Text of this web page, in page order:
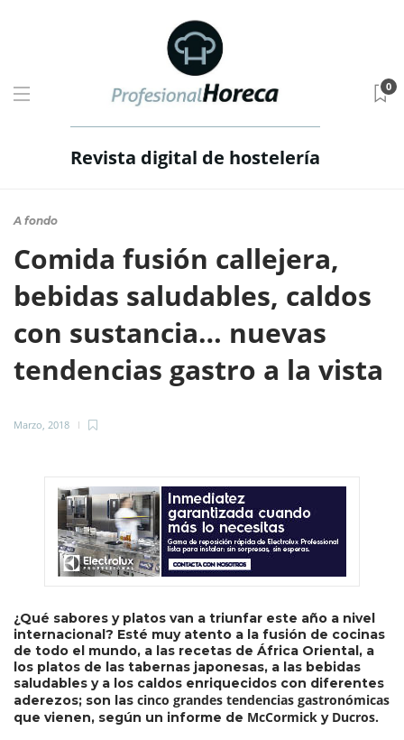
Revista digital de hostelería
0
A fondo
Comida fusión callejera,
bebidas saludables, caldos
con sustancia… nuevas
tendencias gastro a la vista
Marzo, 2018
¿Qué sabores y platos van a triunfar este año a nivel
internacional? Esté muy atento a la fusión de cocinas
de todo el mundo, a las recetas de África Oriental, a
los platos de las tabernas japonesas, a las bebidas
saludables y a los caldos enriquecidos con diferentes
aderezos; son las cinco grandes tendencias gastronómicas
que vienen, según un informe de McCormick y Ducros.